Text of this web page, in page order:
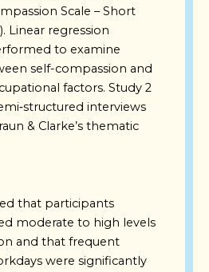
Scale – Short
Linear regression
to examine
self-compassion and
factors. Study 2
interviews
& Clarke’s thematic
that participants
moderate to high levels
and that frequent
were significantly